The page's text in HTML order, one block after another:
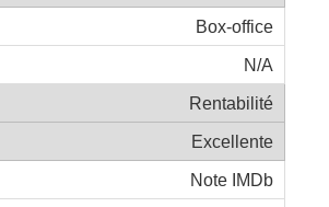
Box-office
N/A
Rentabilité
Excellente
Note IMDb